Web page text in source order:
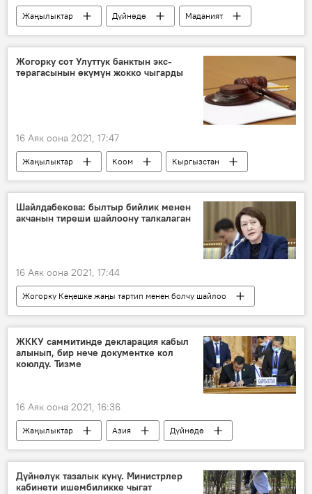
Жаңылыктар Дүйнөдө
Маданият
Сүрөт
Мультимедиа
АКШ
Нью-Йорк
костюм Сүрөт түрмөк
Жогорку сот Улуттук банктын экс-
төрагасынын өкүмүн жокко чыгарды
16 Аяк оона 2021, 17:47
Жаңылыктар Коом
Кыргызстан
Саясат
Курманбек Бакиев
Башкы прокуратура
Шайлдабекова: былтыр бийлик менен
акчанын тиреши шайлоону талкалаган
16 Аяк оона 2021, 17:44
Жогорку Кеңешке жаңы тартип менен болчу шайлоо
Жогорку Кеңешке шайлоо 2021
Жаңылыктар
Коом
Кыргызстан
Саясат
Нуржан Шайлдабекова
тирешүү
ЖККУ саммитинде декларация кабыл
алынып, бир нече документке кол
коюлду. Тизме
16 Аяк оона 2021, 16:36
Жаңылыктар Азия
Дүйнөдө
Саясат
ЖККУ
президент
саммит
декларация документ
Дүйнөлүк тазалык күнү. Министрлер
кабинети ишембиликке чыгат